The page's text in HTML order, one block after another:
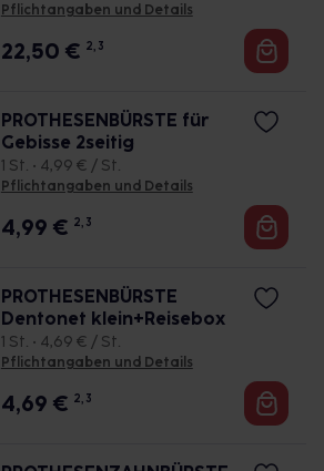
Pflichtangaben und Details
22,50 € 2, 3
PROTHESENBÜRSTE für
Gebisse 2seitig
1 St. • 4,99 € / St.
Pflichtangaben und Details
4,99 € 2, 3
PROTHESENBÜRSTE
Dentonet klein+Reisebox
1 St. • 4,69 € / St.
Pflichtangaben und Details
4,69 € 2, 3